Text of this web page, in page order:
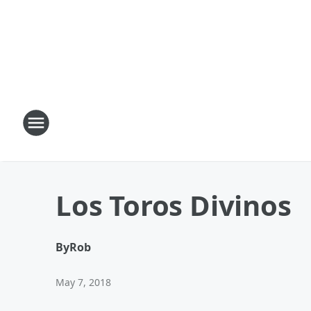
Los Toros Divinos
ByRob
May 7, 2018